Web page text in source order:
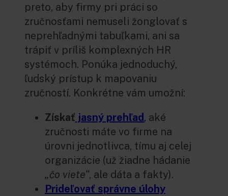
preto, aby firmy pri práci so
zručnosťami nemuseli žonglovať s
neprehľadnými tabuľkami, ani sa
trápiť v príliš komplexných HR
systémoch. Ponúka jednoduchý,
ľudský prístup k mapovaniu
zručností. Konkrétne vám umožní:
Získať jasný prehľad, aké
zručnosti máte vo firme na
úrovni jednotlivca, tímu aj celej
organizácie (už žiadne hádanie
„čo viete”, ale dáta a fakty).
Prideľovať správne úlohy